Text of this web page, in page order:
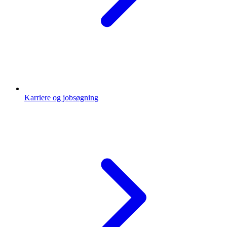
Karriere og jobsøgning